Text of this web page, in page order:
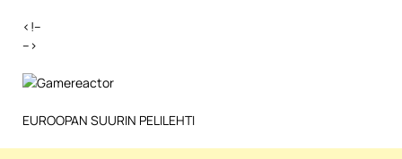
<!–
–>
EUROOPAN SUURIN PELILEHTI